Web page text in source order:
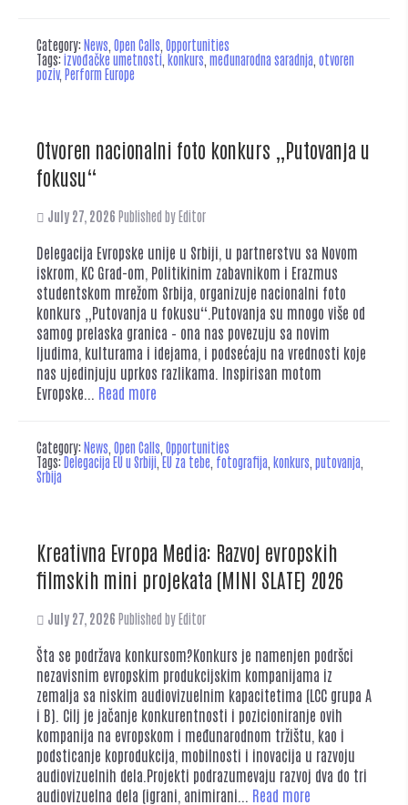
Category:News Open Calls Opportunities
Tags:izvođačke umetnosti konkurs međunarodna saradnja otvoren
poziv, Perform Europe
Otvoren nacionalni foto konkurs „Putovanja u
fokusu“
July 27, 2026 Published byEditor
Delegacija Evropske unije u Srbiji, u partnerstvu sa Novom
iskrom, KC Grad-om, Politikinim zabavnikom i Erazmus
studentskom mrežom Srbija, organizuje nacionalni foto
konkurs „Putovanja u fokusu“.Putovanja su mnogo više od
samog prelaska granica – ona nas povezuju sa novim
ljudima, kulturama i idejama, i podsećaju na vrednosti koje
nas ujedinjuju uprkos razlikama. Inspirisan motom
Evropske... Read more
Category:News Open Calls Opportunities
Tags:Delegacija EU u Srbiji ,EU za tebe fotografija konkurs putovanja
Srbija
Kreativna Evropa Media: Razvoj evropskih
filmskih mini projekata (MINI SLATE) 2026
July 27, 2026 Published byEditor
Šta se podržava konkursom?Konkurs je namenjen podršci
nezavisnim evropskim produkcijskim kompanijama iz
zemalja sa niskim audiovizuelnim kapacitetima (LCC grupa A
i B). Cilj je jačanje konkurentnosti i pozicioniranje ovih
kompanija na evropskom i međunarodnom tržištu, kao i
podsticanje koprodukcija, mobilnosti i inovacija u razvoju
audiovizuelnih dela.Projekti podrazumevaju razvoj dva do tri
audiovizuelna dela (igrani, animirani... Read more